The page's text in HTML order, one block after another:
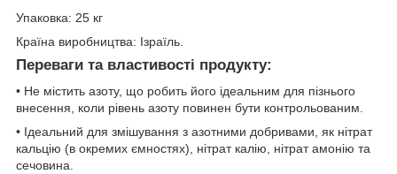
Упаковка: 25 кг
Країна виробництва: Ізраїль.
Переваги та властивості продукту:
• Не містить азоту, що робить його ідеальним для пізнього
внесення, коли рівень азоту повинен бути контрольованим.
• Ідеальний для змішування з азотними добривами, як нітрат
кальцію (в окремих ємностях), нітрат калію, нітрат амонію та
сечовина.